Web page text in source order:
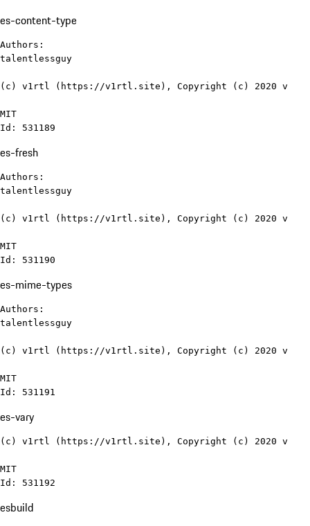
es-content-type
Authors:
talentlessguy
(c) v1rtl (https://v1rtl.site), Copyright (c) 2020 v
MIT
Id: 531189
es-fresh
Authors:
talentlessguy
(c) v1rtl (https://v1rtl.site), Copyright (c) 2020 v
MIT
Id: 531190
es-mime-types
Authors:
talentlessguy
(c) v1rtl (https://v1rtl.site), Copyright (c) 2020 v
MIT
Id: 531191
es-vary
(c) v1rtl (https://v1rtl.site), Copyright (c) 2020 v
MIT
Id: 531192
esbuild